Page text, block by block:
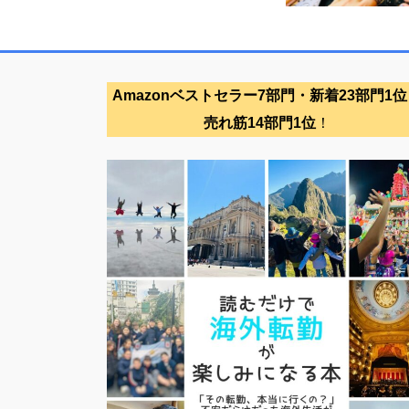
Amazonベストセラー7部門・新着23部門1
売れ筋14部門1位！